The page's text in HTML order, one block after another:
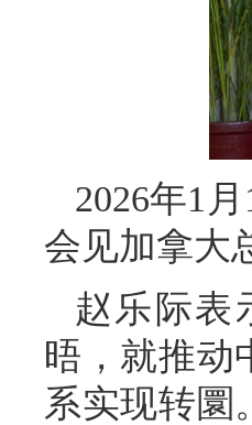
2026年1
会见加拿大
赵乐际表
晤，就推动
系实现转圜